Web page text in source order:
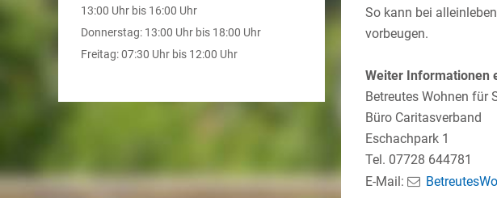
13:00 Uhr bis 16:00 Uhr
Donnerstag: 13:00 Uhr bis 18:00 Uhr
Freitag: 07:30 Uhr bis 12:00 Uhr
So kann bei
vorbeugen.
Weiter Informationen
Betreutes Wohnen für
Büro Caritasverband
Eschachpark 1
Tel. 07728 644781
E-Mail: